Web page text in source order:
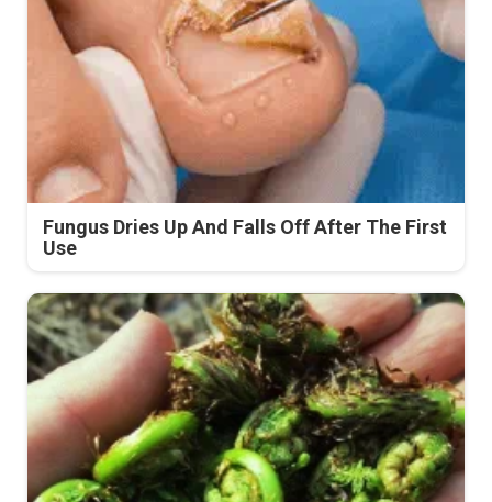
Fungus Dries Up And Falls Off After The First
Use